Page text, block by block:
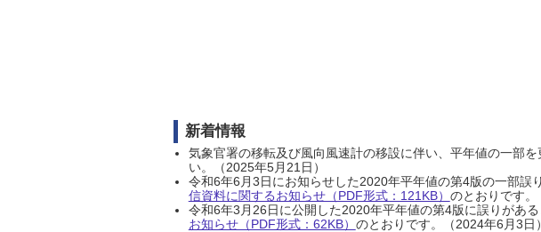
新着情報
気象官署の移転及び風向風速計の移設に伴い、平年値の一部
い。（2025年5月21日）
令和6年6月3日にお知らせした2020年平年値の第4版の一部
信資料に関するお知らせ（PDF形式：121KB） のとおりです。
令和6年3月26日に公開した2020年平年値の第4版に誤りがあ
お知らせ（PDF形式：62KB） のとおりです。（2024年6月3日）